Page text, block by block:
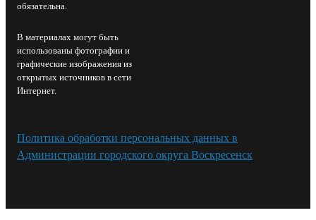
обязательна.
В материалах могут быть
использованы фотографии и
графические изображения из
открытых источников в сети
Интернет.
Политика обработки персональных данных в
Администрации городского округа Воскресенск